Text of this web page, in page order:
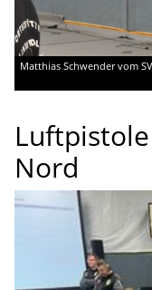
Matthias Schwender vom
Nord